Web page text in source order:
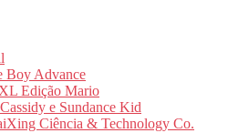
Boy Advance
Edição Mario
e Sundance Kid
Ciência & Technology Co.